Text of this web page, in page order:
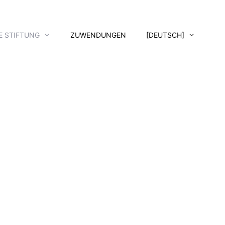
STIFTUNG ZUWENDUNGEN [DEUTSCH]